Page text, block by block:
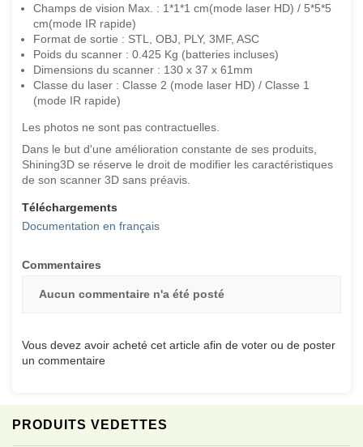
PRODUITS VEDETTES
Champs de vision Max. : 1*1*1 cm(mode laser HD) / 5*5*5
cm(mode IR rapide)
Format de sortie : STL, OBJ, PLY, 3MF, ASC
Poids du scanner : 0.425 Kg (batteries incluses)
Dimensions du scanner : 130 x 37 x 61mm
Classe du laser : Classe 2 (mode laser HD) / Classe 1
(mode IR rapide)
Les photos ne sont pas contractuelles.
Dans le but d'une amélioration constante de ses produits,
Shining3D se réserve le droit de modifier les caractéristiques
de son scanner 3D sans préavis.
Téléchargements
Documentation en français
Commentaires
Aucun commentaire n'a été posté
Vous devez avoir acheté cet article afin de voter ou de poster
un commentaire